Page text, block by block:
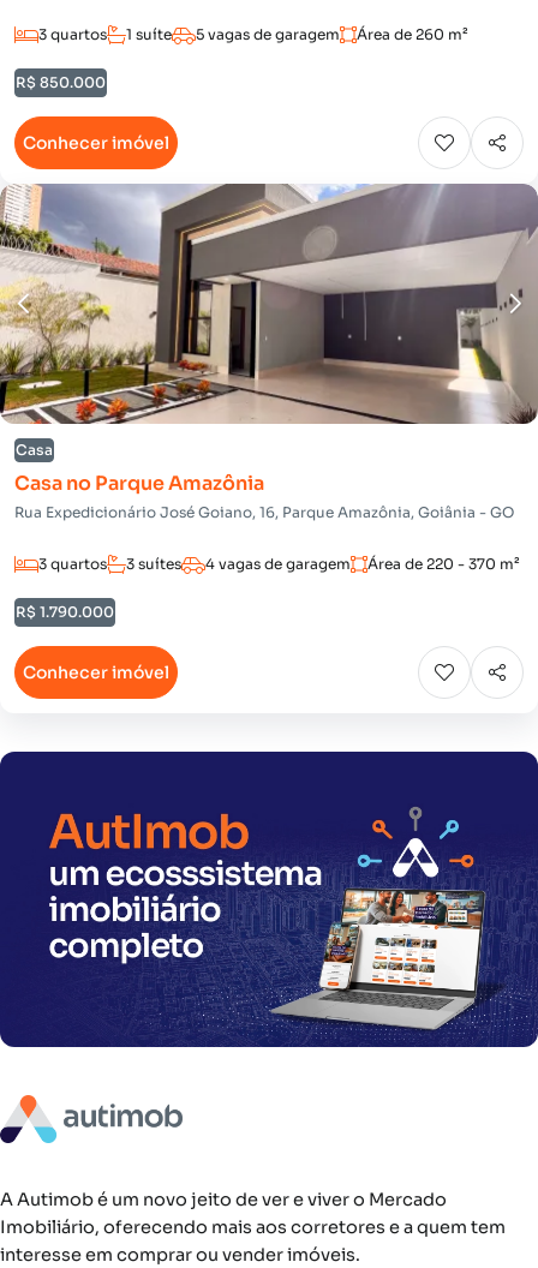
3 quartos 1 suíte 5 vagas de garagem Área de 260 m²
R$ 850.000
Conhecer imóvel
Casa
Casa no Parque Amazônia
Rua Expedicionário José Goiano, 16, Parque Amazônia, Goiânia - GO
3 quartos 3 suítes 4 vagas de garagem Área de 220 - 370 m²
R$ 1.790.000
Conhecer imóvel
A Autimob é um novo jeito de ver e viver o Mercado
Imobiliário, oferecendo mais aos corretores e a quem tem
interesse em comprar ou vender imóveis.